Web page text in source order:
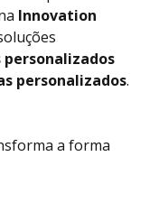
Innovation
personalizados
personalizados.
a forma